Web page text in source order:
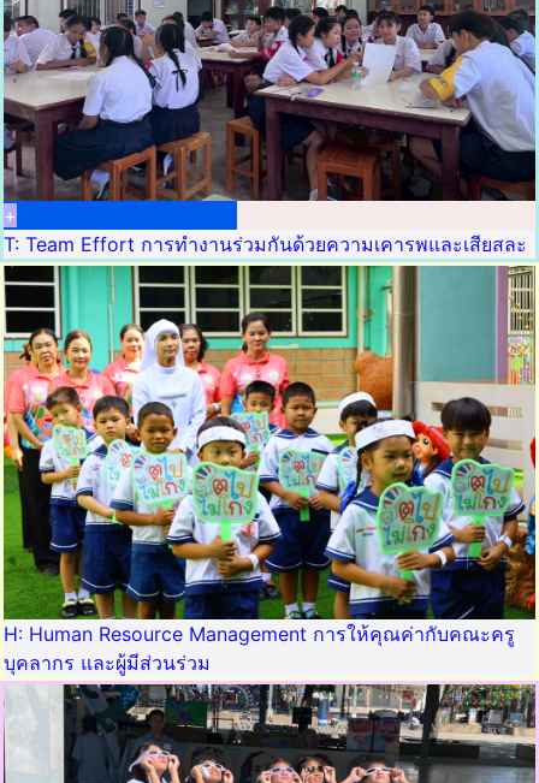
+
T: Team Effort การทำงานร่วมกันด้วยความเคารพและเสียสละ
H: Human Resource Management การให้คุณค่ากับคณะครู
บุคลากร และผู้มีส่วนร่วม